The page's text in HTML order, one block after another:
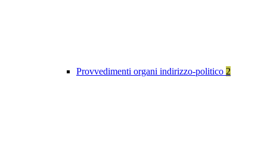
Provvedimenti organi indirizzo-politico 2